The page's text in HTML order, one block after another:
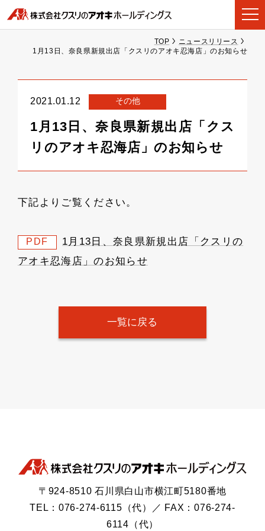
TOP
ニュースリリース
1月13日、奈良県新規出店「クスリのアオキ忍海店」のお知らせ
2021.01.12 その他
1月13日、奈良県新規出店「クス
リのアオキ忍海店」のお知らせ
下記よりご覧ください。
PDF
1月13日、奈良県新規出店「クスリの
アオキ忍海店」のお知らせ
一覧に戻る
〒924-8510 石川県白山市横江町5180番地
TEL：076-274-6115（代）／ FAX：076-274-
6114（代）